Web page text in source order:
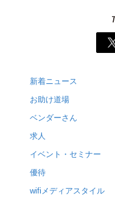
新着ニュース
お助け道場
ベンダーさん
求人
イベント・セミナー
優待
wifiメディアスタイル